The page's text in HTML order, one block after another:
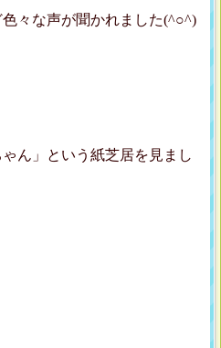
々な声が聞かれました(^○^)
ん」という紙芝居を見まし